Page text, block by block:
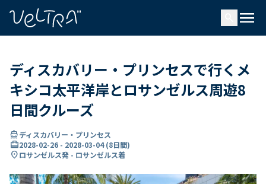
menu
ディスカバリー・プリンセスで行くメ
キシコ太平洋岸とロサンゼルス周遊8
日間クルーズ
directions_boatディスカバリー・プリンセス
card_travel2028-02-26 - 2028-03-04(8日間)
location_onロサンゼルス発 - ロサンゼルス着